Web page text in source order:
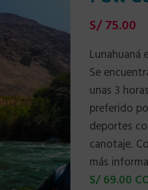
S/75.00
Se
unas 3
preferido
deportes
canotaje.
más
S/ 69.00